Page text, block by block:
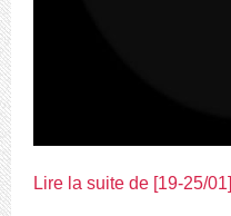
Lire la suite de [19-25/